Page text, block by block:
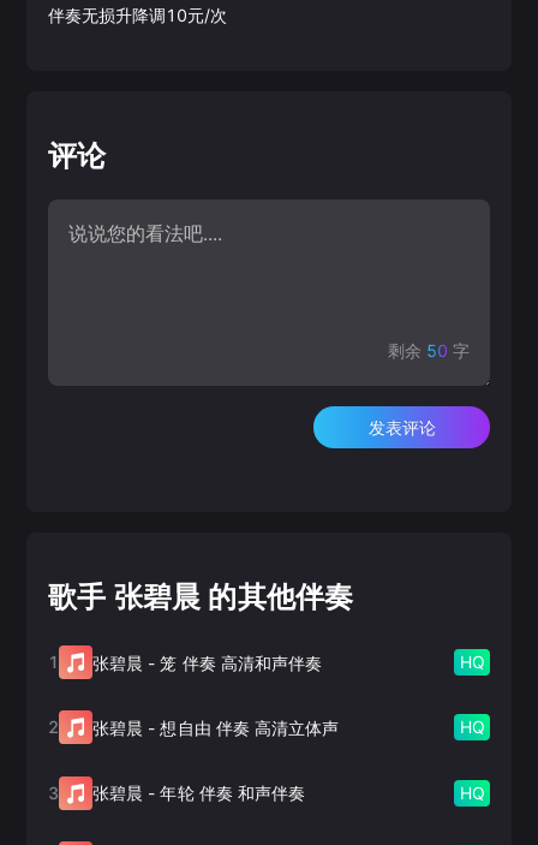
伴奏无损升降调10元/次
评论
剩余 50 字
发表评论
歌手 张碧晨 的其他伴奏
1 张碧晨 -笼 伴奏 高清和声伴奏 HQ
2 张碧晨 -想自由 伴奏 高清立体声 HQ
3 张碧晨 -年轮 伴奏 和声伴奏 HQ